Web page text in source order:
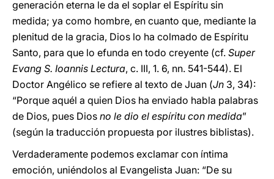
generación eterna le da el soplar el Espíritu sin
medida; ya como hombre, en cuanto que, mediante la
plenitud de la gracia, Dios lo ha colmado de Espíritu
Santo, para que lo efunda en todo creyente (cf. Super
Evang S. Ioannis Lectura, c. III, 1. 6, nn. 541-544). El
Doctor Angélico se refiere al texto de Juan (Jn 3, 34):
“Porque aquél a quien Dios ha enviado habla palabras
de Dios, pues Dios no le dio el espíritu con medida”
(según la traducción propuesta por ilustres biblistas).
Verdaderamente podemos exclamar con íntima
emoción, uniéndolos al Evangelista Juan: “De su